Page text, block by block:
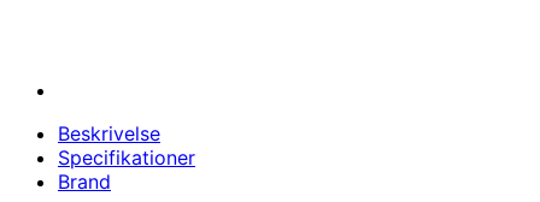
Beskrivelse
Specifikationer
Brand